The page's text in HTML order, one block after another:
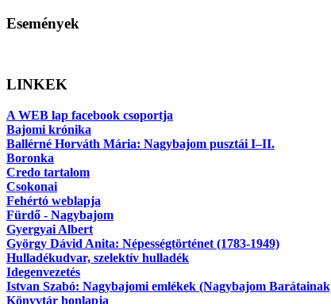
Események
LINKEK
A WEB lap facebook csoportja
Bajomi krónika
Ballérné Horváth Mária: Nagybajom pusztái I–II.
Boronka
Credo tartalom
Csokonai
Fehértó weblapja
Fürdő - Nagybajom
Gyergyai Albert
György Dávid Anita: Népességtörténet (1783-1949)
Hulladékudvar, szelektív hulladék
Idegenvezetés
Istvan Szabó: Nagybajomi emlékek (Nagybajom
Könyvtár honlapja